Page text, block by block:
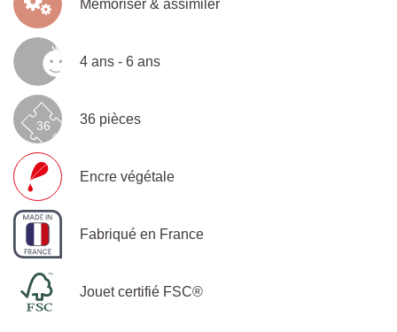
Mémoriser & assimiler
4 ans - 6 ans
36 36 pièces
Encre végétale
Fabriqué en France
Jouet certifié FSC®